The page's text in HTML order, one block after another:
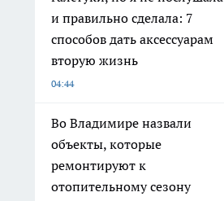
и правильно сделала: 7
способов дать аксессуарам
вторую жизнь
04:44
Во Владимире назвали
объекты, которые
ремонтируют к
отопительному сезону